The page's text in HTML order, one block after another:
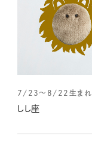
7/23～8/22生まれ
しし座